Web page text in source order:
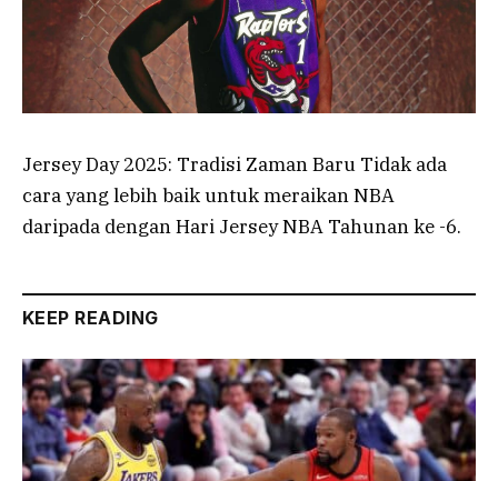
Jersey Day 2025: Tradisi Zaman Baru Tidak ada
cara yang lebih baik untuk meraikan NBA
daripada dengan Hari Jersey NBA Tahunan ke -6.
KEEP READING